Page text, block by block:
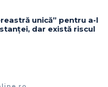
unică” pentru a-l
dar există riscul